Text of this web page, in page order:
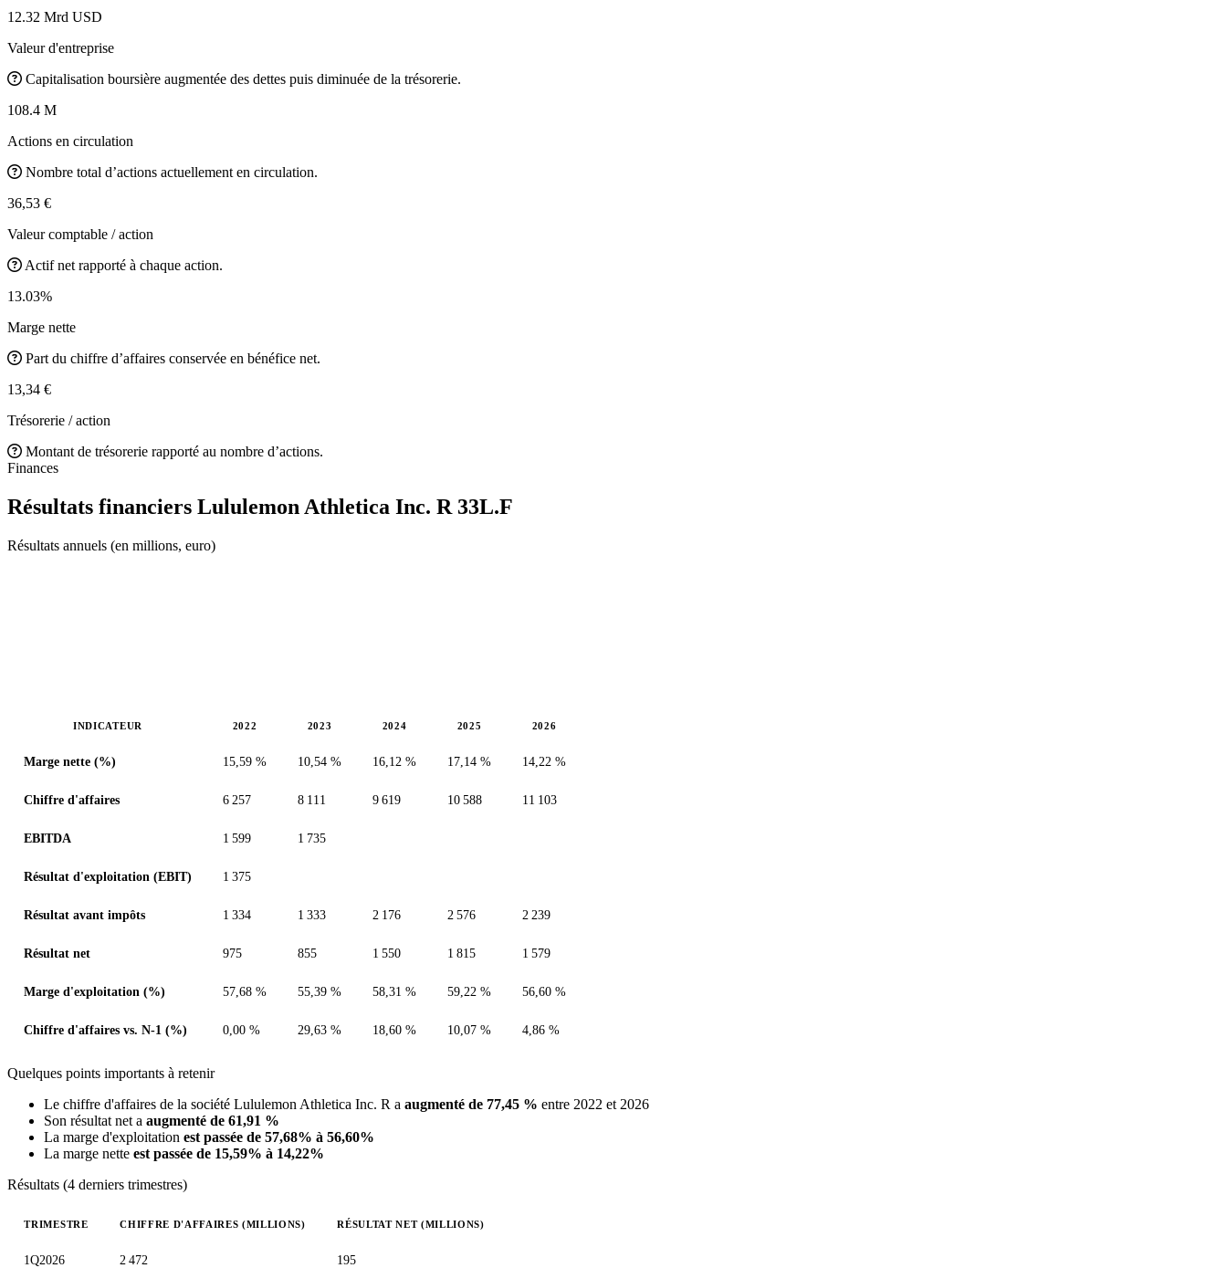
12.32 Mrd USD
Valeur d'entreprise
Capitalisation boursière augmentée des dettes puis diminuée de la trésorerie.
108.4 M
Actions en circulation
Nombre total d’actions actuellement en circulation.
36,53 €
Valeur comptable / action
Actif net rapporté à chaque action.
13.03%
Marge nette
Part du chiffre d’affaires conservée en bénéfice net.
13,34 €
Trésorerie / action
Montant de trésorerie rapporté au nombre d’actions.
Finances
Résultats financiers Lululemon Athletica Inc. R 33L.F
Résultats annuels (en millions, euro)
INDICATEUR 2022 2023 2024 2025 2026
Marge nette (%) 15,59 % 10,54 % 16,12 % 17,14 % 14,22 %
Chiffre d'affaires 6 257 8 111 9 619 10 588 11 103
EBITDA 1 599 1 735
Résultat d'exploitation (EBIT) 1 375
Résultat avant impôts 1 334 1 333 2 176 2 576 2 239
Résultat net 975 855 1 550 1 815 1 579
Marge d'exploitation (%) 57,68 % 55,39 % 58,31 % 59,22 % 56,60 %
Chiffre d'affaires vs. N-1 (%) 0,00 % 29,63 % 18,60 % 10,07 % 4,86 %
Quelques points importants à retenir
Le chiffre d'affaires de la société Lululemon Athletica Inc. R a augmenté de 77,45 % entre 2022 et 2026
Son résultat net a augmenté de 61,91 %
La marge d'exploitation est passée de 57,68% à 56,60%
La marge nette est passée de 15,59% à 14,22%
Résultats (4 derniers trimestres)
TRIMESTRE CHIFFRE D'AFFAIRES (MILLIONS) RÉSULTAT NET (MILLIONS)
1Q2026 2 472 195